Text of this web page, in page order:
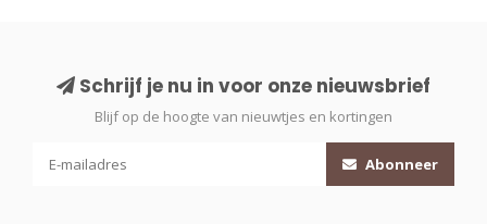
Schrijf je nu in voor onze nieuwsbrief
Blijf op de hoogte van nieuwtjes en kortingen
Abonneer